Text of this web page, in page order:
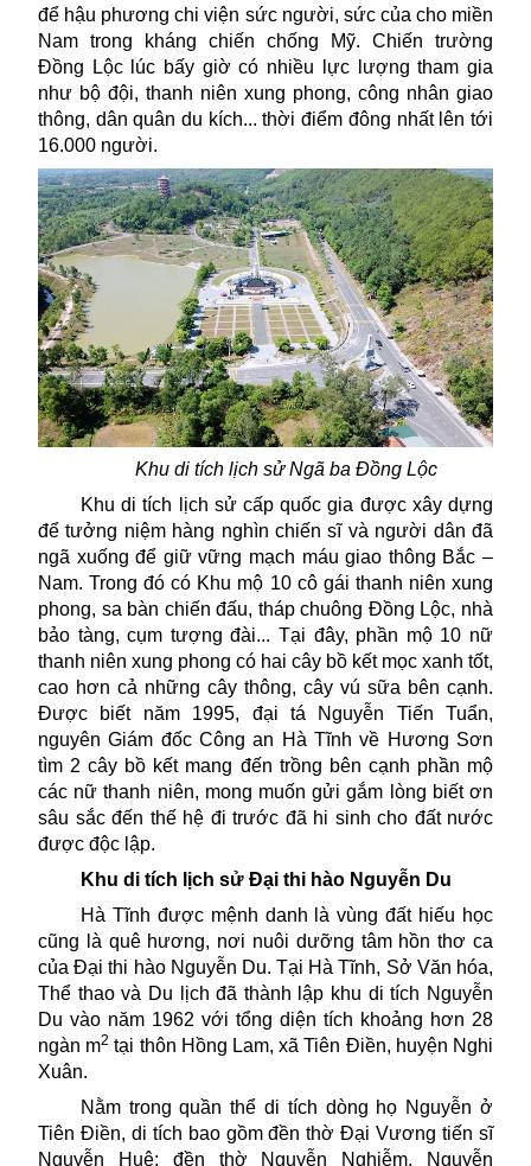
để hậu phương chi viện sức người, sức của cho miền
Nam trong kháng chiến chống Mỹ. Chiến trường
Đồng Lộc lúc bấy giờ có nhiều lực lượng tham gia
như bộ đội, thanh niên xung phong, công nhân giao
thông, dân quân du kích... thời điểm đông nhất lên tới
16.000 người.
Khu di tích lịch sử Ngã ba Đồng Lộc
Khu di tích lịch sử cấp quốc gia được xây dựng
để tưởng niệm hàng nghìn chiến sĩ và người dân đã
ngã xuống để giữ vững mạch máu giao thông Bắc –
Nam. Trong đó có Khu mộ 10 cô gái thanh niên xung
phong, sa bàn chiến đấu, tháp chuông Đồng Lộc, nhà
bảo tàng, cụm tượng đài... Tại đây, phần mộ 10 nữ
thanh niên xung phong có hai cây bồ kết mọc xanh tốt,
cao hơn cả những cây thông, cây vú sữa bên cạnh.
Được biết năm 1995, đại tá Nguyễn Tiến Tuẩn,
nguyên Giám đốc Công an Hà Tĩnh về Hương Sơn
tìm 2 cây bồ kết mang đến trồng bên cạnh phần mộ
các nữ thanh niên, mong muốn gửi gắm lòng biết ơn
sâu sắc đến thế hệ đi trước đã hi sinh cho đất nước
được độc lập.
Khu di tích lịch sử Đại thi hào Nguyễn Du
Hà Tĩnh được mệnh danh là vùng đất hiếu học
cũng là quê hương, nơi nuôi dưỡng tâm hồn thơ ca
của Đại thi hào Nguyễn Du. Tại Hà Tĩnh, Sở Văn hóa,
Thể thao và Du lịch đã thành lập khu di tích Nguyễn
Du vào năm 1962 với tổng diện tích khoảng hơn 28
ngàn m2 tại thôn Hồng Lam, xã Tiên Điền, huyện Nghi
Xuân.
Nằm trong quần thể di tích dòng họ Nguyễn ở
Tiên Điền, di tích bao gồm đền thờ Đại Vương tiến sĩ
Nguyễn Huệ; đền thờ Nguyễn Nghiễm, Nguyễn